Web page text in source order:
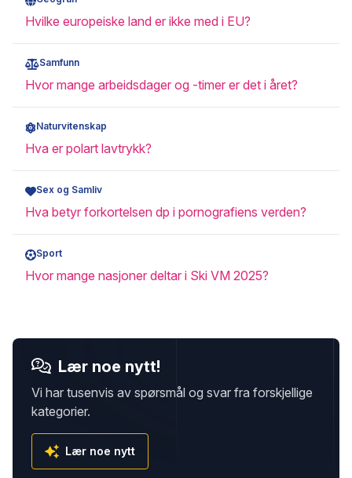
Hvilke europeiske land er ikke med i EU?
Samfunn
Hvor mange arbeidsdager og -timer er det i året?
Naturvitenskap
Hva er polart lavtrykk?
Sex og Samliv
Hva betyr forkortelsen dp i pornografiens verden?
Sport
Hvor mange nasjoner deltar i Ski VM 2025?
Lær noe nytt!
Vi har tusenvis av spørsmål og svar fra forskjellige
kategorier.
Lær noe nytt